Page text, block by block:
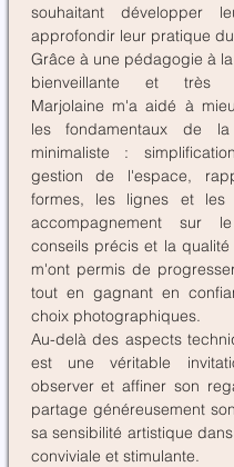
souhaitant développer
approfondir leur pratique
Grâce à une pédagogie à
bienveillante et très
Marjolaine m'a aidé à
les fondamentaux de la
minimaliste :
gestion de l'espace,
formes, les lignes et les
accompagnement sur
conseils précis et la
m'ont permis de
tout en gagnant en
choix photographiques.
Au-delà des aspects
est une véritable
observer et affiner son
partage généreusement
sa sensibilité artistique
conviviale et stimulante.